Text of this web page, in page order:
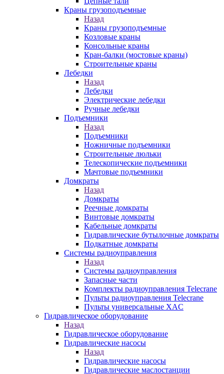
Краны грузоподъемные
Назад
Краны грузоподъемные
Козловые краны
Консольные краны
Кран-балки (мостовые краны)
Строительные краны
Лебедки
Назад
Лебедки
Электрические лебедки
Ручные лебедки
Подъемники
Назад
Подъемники
Ножничные подъемники
Строительные люльки
Телескопические подъемники
Мачтовые подъемники
Домкраты
Назад
Домкраты
Реечные домкраты
Винтовые домкраты
Кабельные домкраты
Гидравлические бутылочные домкраты
Подкатные домкраты
Системы радиоуправления
Назад
Системы радиоуправления
Запасные части
Комплекты радиоуправления Telecrane
Пульты радиоуправления Telecrane
Пульты универсальные XAC
Гидравлическое оборудование
Назад
Гидравлическое оборудование
Гидравлические насосы
Назад
Гидравлические насосы
Гидравлические маслостанции